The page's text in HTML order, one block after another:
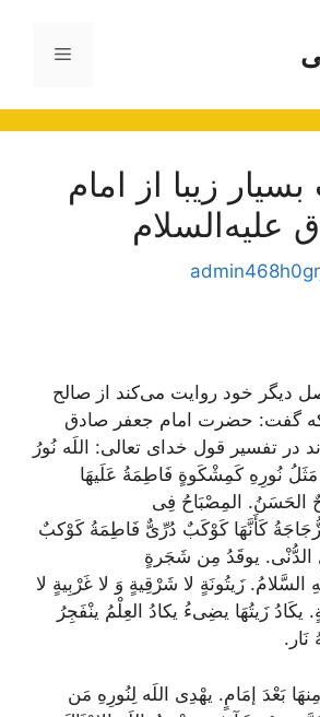
فهرست
زیبا از امام
علیه‌السلام
دیگر خود روایت مى‌كند از صالح
گفت: حضرت امام جعفر صادق
در تفسیر قول خداى تعالى: اللَه نُورُ
نُورِهِ كَمِشْكَوةٍ فَاطِمَةُ عَلَیهَا
لحَسَنُ. المِصْبَاحُ فِى
كَأَنَّهَا كَوْكَبٌ دُرِّىٌّ فَاطِمَةُ كَوْکبٌ
. يوقَدُ مِن شَجَرةٍ
السَّلامُ.زَيتُونَةٍ لا شَرْقِيةٍ وَ لا غَرْبِيةٍ لا
يكَادُ زَيتُهَا يضِى‌ءُ یکادُ العِلْمُ ینْفَجِرُ
.
بَعْدَ إمَامٍ. يهْدِى اللَه لِنُورِهِ مَن